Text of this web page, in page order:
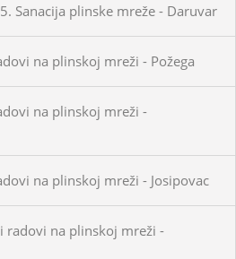
Sanacija plinske mreže - Daruvar
na plinskoj mreži - Požega
na plinskoj mreži -
na plinskoj mreži - Josipovac
radovi na plinskoj mreži -